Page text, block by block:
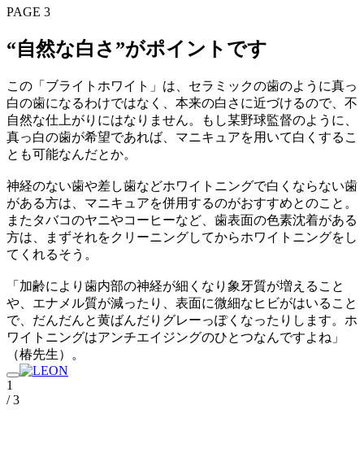
PAGE 3
“自然な白さ”がポイントです
この「ブライトホワイト」は、セラミックの歯のように真っ
白の歯になるわけではなく、本来の白さに近づけるので、不
自然な仕上がりにはなりません。もし某野球監督のように、
真っ白の歯が希望であれば、マニキュアを用いて白くするこ
とも可能なんだとか。
神経のない歯や差し歯などホワイトニングで白くならない歯
がある方は、マニキュアを併用するのがおすすめとのこと。
またタバコのヤニやコーヒーなど、歯表面の色素沈着がある
方は、まずそれをクリーニングしてからホワイトニングをし
てくれるそう。
「加齢により歯内部の神経が細くなり象牙質が増えること
や、エナメル質が減ったり、表面に微細なヒビがはいること
で、だんだんと黄ばんだりグレーっぽくなったりします。ホ
ワイトニングはアンチエイジングのひとつなんですよね」
（椿先生）。
1
/ 3